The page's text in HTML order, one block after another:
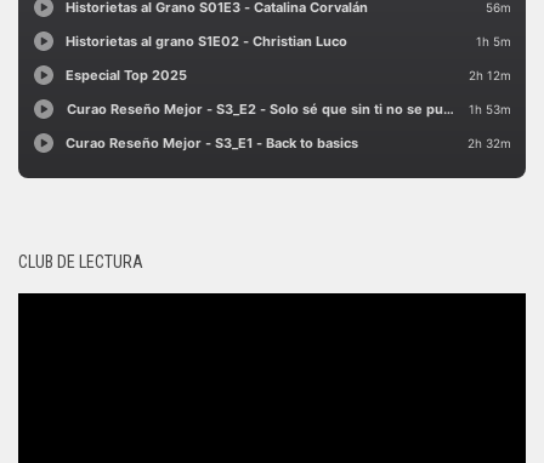
CLUB DE LECTURA